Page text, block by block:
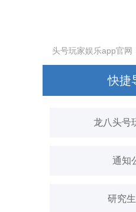
头号玩家娱乐app官网
快捷
龙八头号
通知
研究